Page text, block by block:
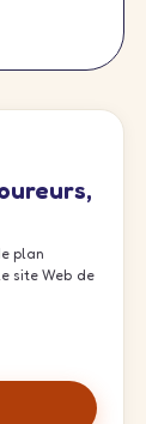
plan
site Web de